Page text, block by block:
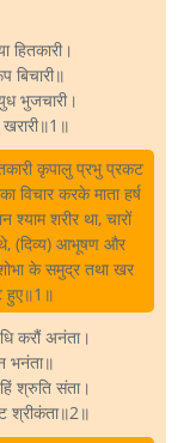
हितकारी।
बिचारी॥
भुजचारी।
कृपालु प्रभु प्रकट
करके माता हर्ष
शरीर था, चारों
(दिव्य) आभूषण और
के समुद्र तथा खर
हुए॥1॥
करौं अनंता।
भनंता॥
श्रुति संता।
श्रीकंता॥2॥